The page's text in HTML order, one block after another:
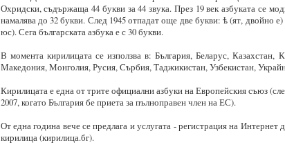
Охридски, съдържаща 44 букви за 44 звука. През 19 век азбуката се
намалява до 32 букви. След 1945 отпадат още две букви: ѣ (ят, двойно
юс). Сега българската азбука е с 30 букви.
В момента кирилицата се използва в: България, Беларус, Казахстан,
Македония, Монголия, Русия, Сърбия, Таджикистан, Узбекистан,
Кирилицата е една от трите официални азбуки на Европейския съюз
2007, когато България бе приета за пълноправен член на ЕС).
От една година вече се предлага и услугата - регистрация на Интернет
кирилица (кирилица.бг).